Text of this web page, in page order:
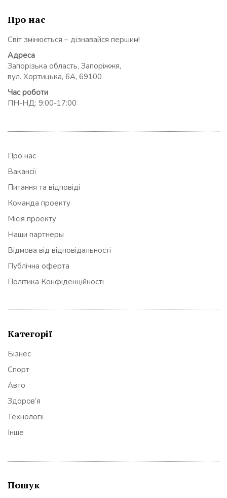
Про нас
Світ змінюється – дізнавайся першим!
Адреса
Запорізька область, Запоріжжя,
вул. Хортицька, 6А, 69100
Час роботи
ПН-НД: 9:00-17:00
Про нас
Вакансії
Питання та відповіді
Команда проекту
Місія проекту
Наши партнеры
Відмова від відповідальності
Публічна оферта
Політика Конфіденційності
Категорії
Бізнес
Спорт
Авто
Здоров’я
Технології
Інше
Пошук